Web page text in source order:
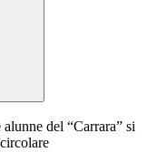
del “Carrara” si